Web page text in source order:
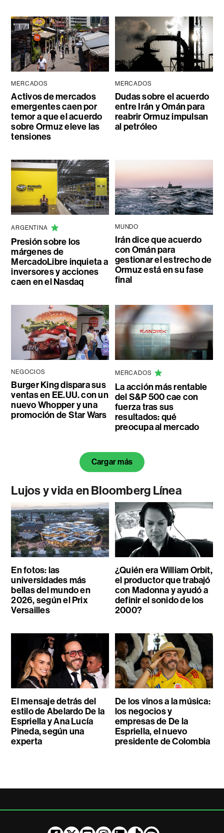
MERCADOS
Activos de mercados
emergentes caen por
temor a que el acuerdo
sobre Ormuz eleve las
tensiones
MERCADOS
Dudas sobre el acuerdo
entre Irán y Omán para
reabrir Ormuz impulsan
al petróleo
ARGENTINA
Presión sobre los
márgenes de
MercadoLibre inquieta a
inversores y acciones
caen en el Nasdaq
MUNDO
Irán dice que acuerdo
con Omán para
gestionar el estrecho de
Ormuz está en su fase
final
NEGOCIOS
Burger King dispara sus
ventas en EE.UU. con un
nuevo Whopper y una
promoción de Star Wars
MERCADOS
La acción más rentable
del S&P 500 cae con
fuerza tras sus
resultados: qué
preocupa al mercado
Cargar más
Lujos y vida en Bloomberg Línea
En fotos: las
universidades más
bellas del mundo en
2026, según el Prix
Versailles
¿Quién era William Orbit,
el productor que trabajó
con Madonna y ayudó a
definir el sonido de los
2000?
El mensaje detrás del
estilo de Abelardo De la
Espriella y Ana Lucía
Pineda, según una
experta
De los vinos a la música:
los negocios y
empresas de De la
Espriella, el nuevo
presidente de Colombia